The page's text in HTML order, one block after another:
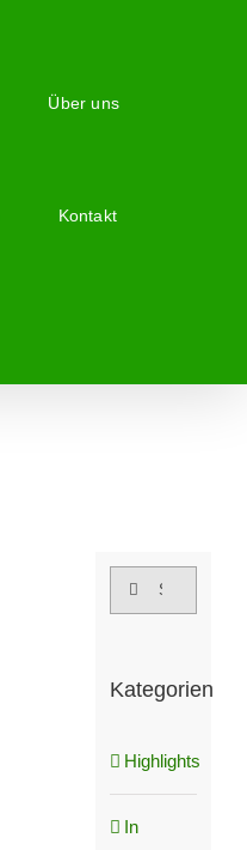
Über uns
Kontakt
Suche
Kategorien
Highlights
In